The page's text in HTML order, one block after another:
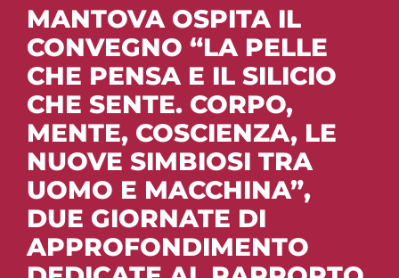
CONTATTI
MANTOVA OSPITA IL
CONVEGNO “LA PELLE
CHE PENSA E IL SILICIO
CHE SENTE. CORPO,
MENTE, COSCIENZA, LE
NUOVE SIMBIOSI TRA
UOMO E MACCHINA”,
DUE GIORNATE DI
APPROFONDIMENTO